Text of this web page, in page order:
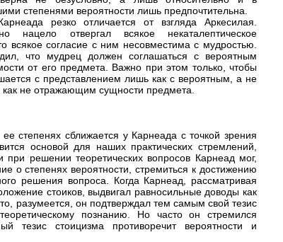
степенями вероятности лишь предпочтительна.
резко отличается от взгляда Аркесилая.
нацело отвергал всякое некаталептическое
всякое согласие с ним несовместима с мудростью.
что мудрец должен соглашаться с вероятным
от его предмета. Важно при этом только, чтобы
с представлением лишь как с вероятным, а не
как не отражающим сущности предмета.
степенях сближается у Карнеада с точкой зрения
основой для наших практических стремлений,
решении теоретических вопросов Карнеад мог,
о степенях вероятности, стремиться к достижению
решения вопроса. Когда Карнеад, рассматривая
стоиков, выдвигал равносильные доводы как
то, разумеется, он подтверждал тем самым свой тезис
познанию. Но часто он стремился
тезис стоицизма противоречит вероятности и